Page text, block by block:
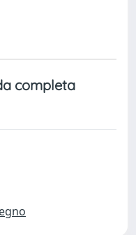
completa